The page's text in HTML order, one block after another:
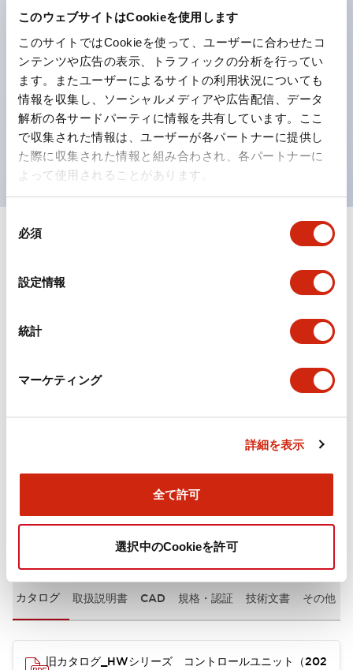
このウェブサイトはCookieを使用します
このサイトではCookieを使って、ユーザーに合わせたコ
ンテンツや広告の表示、トラフィックの分析を行ってい
ます。またユーザーによるサイトの利用状況についても
情報を収集し、ソーシャルメディアや広告配信、データ
解析の各サードパーティに情報を共有しています。ここ
で収集された情報は、ユーザーが各パートナーに提供し
た際に収集された情報と組み合わされ、各パートナーに
よって使用されることがあります。
必須
設定情報
統計
マーケティング
詳細を表示
全て許可
選択中のCookieを許可
カラーユニバーサルデザインに対応。
表示灯（角平形）の点灯/消灯の認識および、点灯時の
ランプ色の識別（ B-190 参照）が対応。
ISO 3864-4安全色に対応。危険時や緊急事態時の色表
現がより明確・鮮明で、より多くの方が識別可能に。
仕様 すべて展開+
形状仕様
電気的仕様(照光部定格)
ドキュメントとファイル
カタログ 取扱説明書 CAD 規格・認証 技術文書 その他
旧カタログ_HWシリーズ コントロールユニット（202